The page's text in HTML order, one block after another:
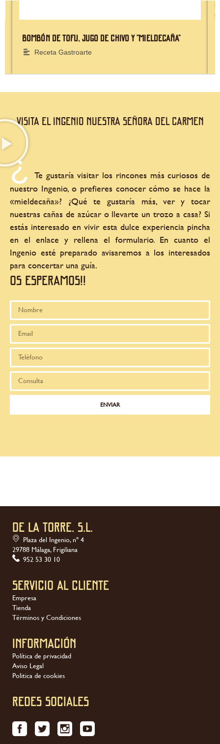
Bombón de tofu, jugo de chivo y “mieldecaña”
Receta Gastroarte
VISITA EL INGENIO NUESTRA SEÑORA DEL CARMEN
¿
Te gustaría visitar los rincones más curiosos de
nuestro Ingenio, o prefieres conocer cómo se hace la
«mieldecaña»? ¿Qué te gustaría más, ver y tocar
nuestras cañas de azúcar o llevarte un trozo a casa? Si
estás interesado en vivir esta dulce experiencia pincha
en el enlace y rellena el formulario. En cuanto el
Ingenio esté preparado avisaremos a los interesados
para concertar una guía.
OS ESPERAMOS!!
ENVIAR
DE LA TORRE, S.L.
Plaza del Ingenio, nº 4
29788 Málaga, Frigiliana
952 53 30 10
Servicio al Cliente
Empresa
Tienda
Términos y Condiciones
Información
Política de privacidad
Aviso Legal
Politica de cookies
REDES SOCIALES